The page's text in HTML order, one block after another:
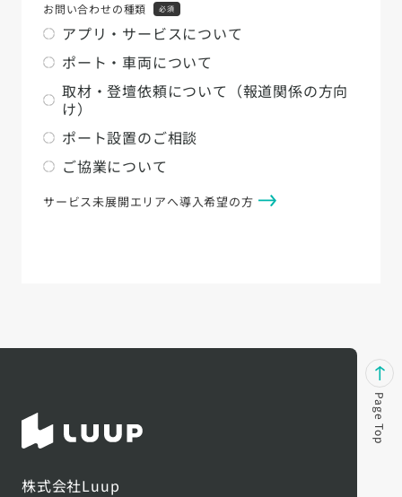
お問い合わせの種類 必須
アプリ・サービスについて
ポート・車両について
取材・登壇依頼について（報道関係の方向
け）
ポート設置のご相談
ご協業について
サービス未展開エリアへ導入希望の方
株式会社Luup
Page Top